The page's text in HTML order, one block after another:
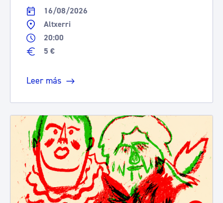
16/08/2026
Altxerri
20:00
5 €
Leer más